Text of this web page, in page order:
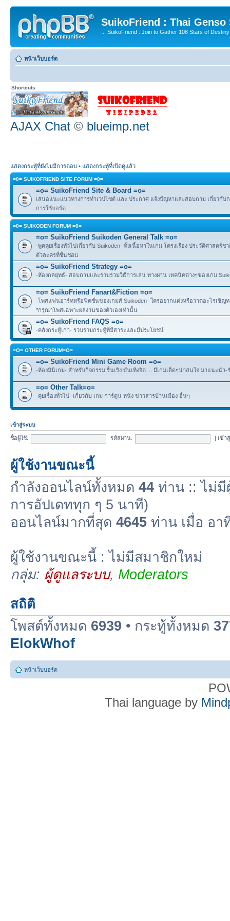
SuikoFriend : Thai Genso
... SuikoFriend : Join to Gather 108 Stars of
หน้าเว็บบอร์ด
Shortcuts
AJAX Chat © blueimp.net
แสดงกระทู้ที่ยังไม่มีการตอบ • แสดงกระทู้ที่เปิดดูแล้ว
=0= SUIKOFRIEND SITE FORUM =0=
=o= SuikoFriend Site & Board =o=
เสนอแนะแนวทางการทำเวปไซต์ และ ประกาศ แจ้งปัญหาและสอบถาม เกี่ยวกับ
การใช้บอร์ด
=0= SUIKODEN FORUM =0=
=o= SuikoFriend Suikoden General Talk =o=
-พูดคุยเรื่องทั่วไปเกี่ยวกับ Suikoden- ทั้งเนื้อหาในเกม โครงเรื่อง ประวัติศาสตร์ช
ตัวละครที่ชื่นชอบ
=o= SuikoFriend Strategy =o=
-ห้องกลยุทธ์- สอบถามและรวบรวมวิธีการเล่น ทางผ่าน เทคนิคต่างๆของเกม
=o= SuikoFriend Fanart&Fiction =o=
-โพสแฟนอาร์ทหรือฟิคชั่นของเกมส์ Suikoden- ใครอยากแต่งหรือวาดอะไรเชิญท
*กรุณาโพสเฉพาะผลงานของตัวเองเท่านั้น
=o= SuikoFriend FAQS =o=
-คลังกระทู้เก่า- รวบรวมกระทู้ที่มีสาระและมีประโยชน์
=O= OTHER FORUM=O=
=o= SuikoFriend Mini Game Room =o=
-ห้องมินิเกม- สำหรับกิจกรรม รื่นเริง บันเทิงจิต ... มีเกมเด็ดๆน่าสนใจ มาแนะนำ
=o= Other Talk=o=
-คุยเรื่องทั่วไป- เกี่ยวกับ เกม การ์ตูน หนัง ข่าวสารบ้านเมือง อื่นๆ-
เข้าสู่ระบบ
ชื่อผู้ใช้: รหัสผ่าน: เข้า
ผู้ใช้งานขณะนี้
กำลังออนไลน์ทั้งหมด 44 ท่าน :: ไม่มี
การอัปเดททุก ๆ 5 นาที)
ออนไลน์มากที่สุด 4645 ท่าน เมื่อ อา
ผู้ใช้งานขณะนี้ : ไม่มีสมาชิกใหม่
กลุ่ม: ผู้ดูแลระบบ, Moderators
สถิติ
โพสต์ทั้งหมด 6939 • กระทู้ทั้งหมด
ElokWhof
หน้าเว็บบอร์ด
Thai language by